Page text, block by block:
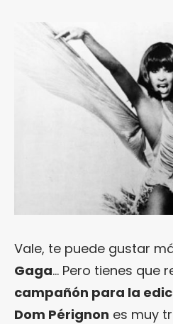
Vale, te puede gustar
Gaga… Pero tienes que
campañón para la
Dom Pérignon es muy